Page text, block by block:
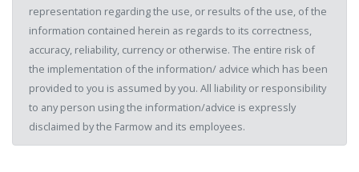
representation regarding the use, or results of the use, of the
information contained herein as regards to its correctness,
accuracy, reliability, currency or otherwise. The entire risk of
the implementation of the information/ advice which has been
provided to you is assumed by you. All liability or responsibility
to any person using the information/advice is expressly
disclaimed by the Farmow and its employees.